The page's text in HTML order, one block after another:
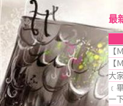
最
【
【
大
﹝
一